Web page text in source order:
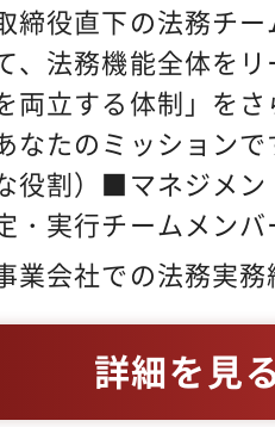
締役直下の法務チ
、法務機能全体を
両立する体制」を
なたのミッション
役割）■マネジメン
・実行チームメン
分担の最適化、法
の審査・作成業務委
ナー契約などの契約
業会社での法務実
詳細を見